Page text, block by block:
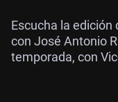
Escucha la edición
con José Antonio
temporada, con